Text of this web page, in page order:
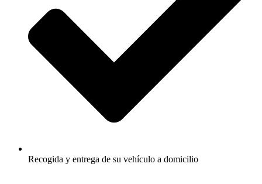
Recogida y entrega de su vehículo a domicilio